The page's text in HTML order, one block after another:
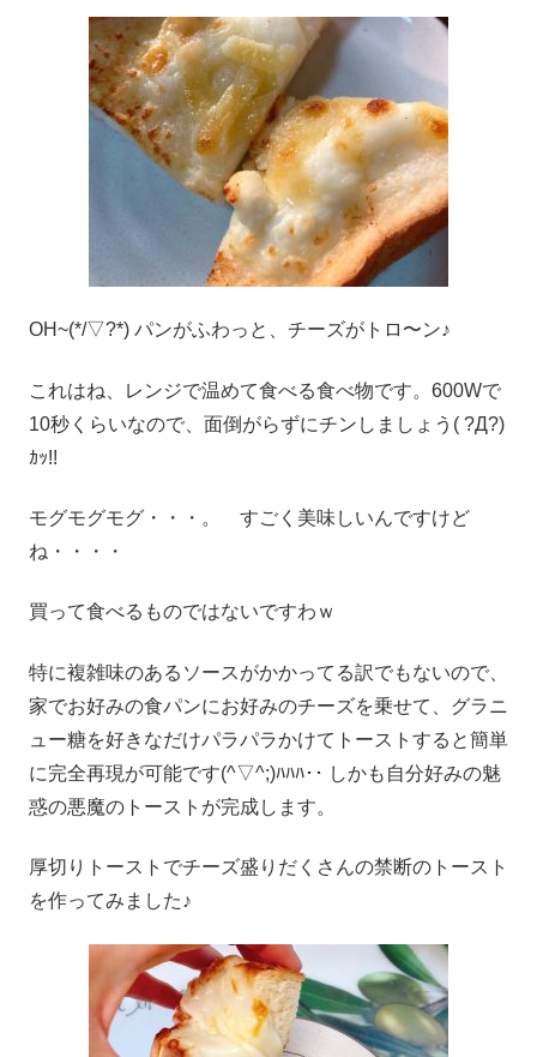
OH~(*/▽?*) パンがふわっと、チーズがトロ〜ン♪
これはね、レンジで温めて食べる食べ物です。600Wで
10秒くらいなので、面倒がらずにチンしましょう( ?Д?)
ｶｯ!!
モグモグモグ・・・。 すごく美味しいんですけど
ね・・・・
買って食べるものではないですわｗ
特に複雑味のあるソースがかかってる訳でもないので、
家でお好みの食パンにお好みのチーズを乗せて、グラニ
ュー糖を好きなだけパラパラかけてトーストすると簡単
に完全再現が可能です(^▽^;)ﾊﾊﾊ･･ しかも自分好みの魅
惑の悪魔のトーストが完成します。
厚切りトーストでチーズ盛りだくさんの禁断のトースト
を作ってみました♪